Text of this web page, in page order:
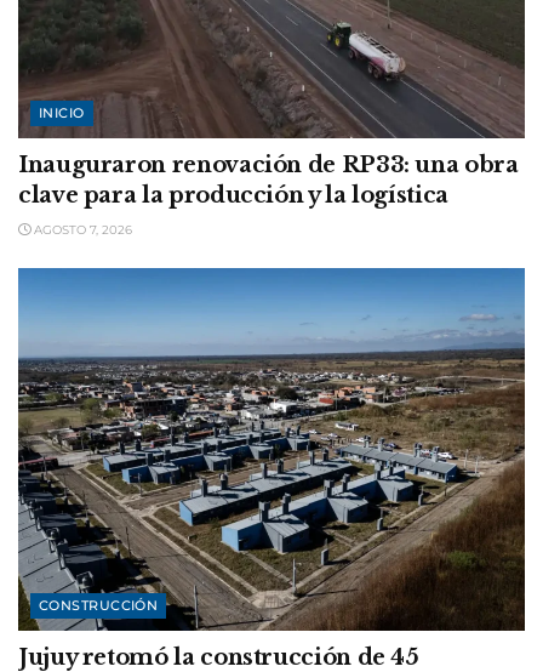
INICIO
Inauguraron renovación de RP33: una obra
clave para la producción y la logística
AGOSTO 7, 2026
CONSTRUCCIÓN
Jujuy retomó la construcción de 45